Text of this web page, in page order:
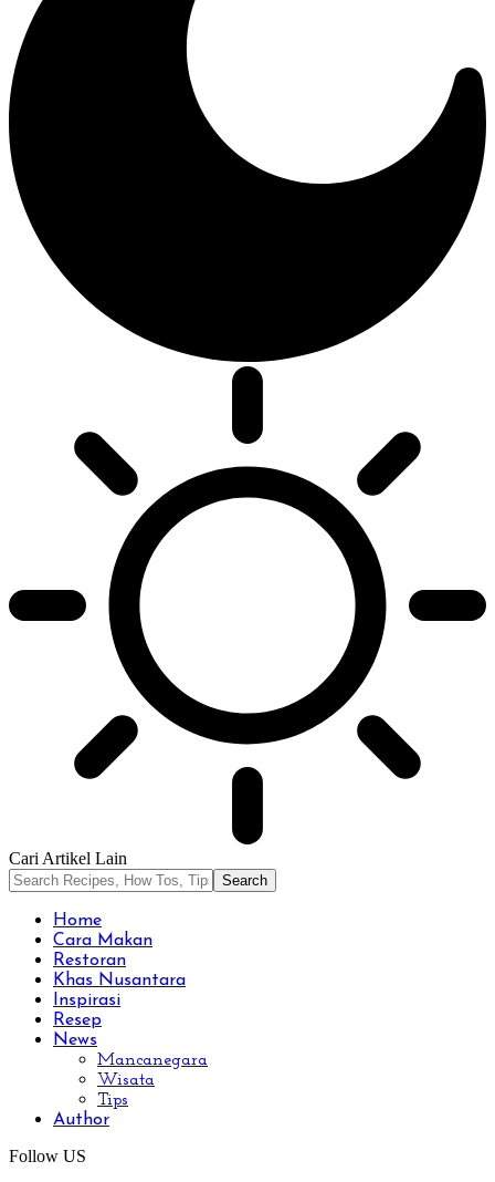
Cari Artikel Lain
Home
Cara Makan
Restoran
Khas Nusantara
Inspirasi
Resep
News
Mancanegara
Wisata
Tips
Author
Follow US